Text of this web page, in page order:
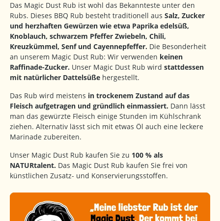
Das Magic Dust Rub ist wohl das Bekannteste unter den
Rubs. Dieses BBQ Rub besteht traditionell aus Salz, Zucker
und herzhaften Gewürzen wie etwa Paprika edelsüß,
Knoblauch, schwarzem Pfeffer Zwiebeln, Chili,
Kreuzkümmel, Senf und Cayennepfeffer. Die Besonderheit
an unserem Magic Dust Rub: Wir verwenden keinen
Raffinade-Zucker. Unser Magic Dust Rub wird stattdessen
mit natürlicher Dattelsüße hergestellt.
Das Rub wird meistens in trockenem Zustand auf das
Fleisch aufgetragen und gründlich einmassiert. Dann lässt
man das gewürzte Fleisch einige Stunden im Kühlschrank
ziehen. Alternativ lässt sich mit etwas Öl auch eine leckere
Marinade zubereiten.
Unser Magic Dust Rub kaufen Sie zu 100 % als
NATURtalent. Das Magic Dust Rub kaufen Sie frei von
künstlichen Zusatz- und Konservierungsstoffen.